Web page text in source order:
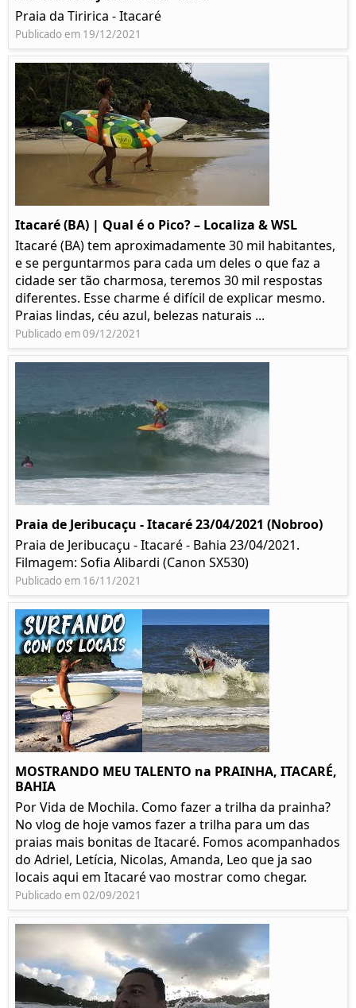
Praia da Tiririca - Itacaré
Publicado em 19/12/2021
Itacaré (BA) | Qual é o Pico? – Localiza & WSL​​
Itacaré (BA) tem aproximadamente 30 mil habitantes,
e se perguntarmos para cada um deles o que faz a
cidade ser tão charmosa, teremos 30 mil respostas
diferentes. Esse charme é difícil de explicar mesmo.
Praias lindas, céu azul, belezas naturais ...
Publicado em 09/12/2021
Praia de Jeribucaçu - Itacaré 23/04/2021 (Nobroo)
Praia de Jeribucaçu - Itacaré - Bahia 23/04/2021.
Filmagem: Sofia Alibardi (Canon SX530)
Publicado em 16/11/2021
MOSTRANDO MEU TALENTO na PRAINHA, ITACARÉ,
BAHIA
Por Vida de Mochila. Como fazer a trilha da prainha?
No vlog de hoje vamos fazer a trilha para um das
praias mais bonitas de Itacaré. Fomos acompanhados
do Adriel, Letícia, Nicolas, Amanda, Leo que ja sao
locais aqui em Itacaré vao mostrar como chegar.
Publicado em 02/09/2021